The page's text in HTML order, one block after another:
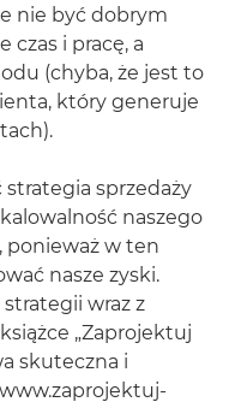
nie być dobrym
czas i pracę, a
(chyba, że jest to
który generuje
strategia sprzedaży
naszego
ponieważ w ten
nasze zyski.
wraz z
„Zaprojektuj
skuteczna i